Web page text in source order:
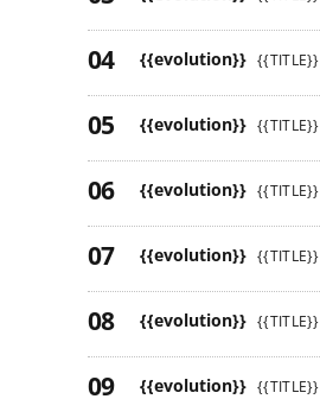
{{evolution}} {{TITLE}}
{{evolution}} {{TITLE}}
{{evolution}} {{TITLE}}
{{evolution}} {{TITLE}}
{{evolution}} {{TITLE}}
{{evolution}} {{TITLE}}